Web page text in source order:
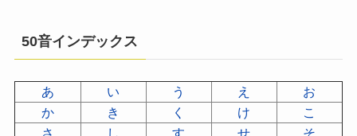
50音インデックス
あ い う え
お
か
き く け
こ
さ
し す せ
そ